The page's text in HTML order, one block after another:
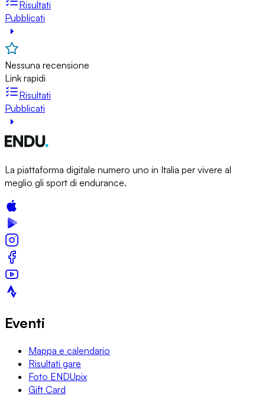
Risultati
Pubblicati
Nessuna recensione
Link rapidi
Risultati
Pubblicati
La piattaforma digitale numero uno in Italia per vivere al
meglio gli sport di endurance.
Eventi
Mappa e calendario
Risultati gare
Foto ENDUpix
Gift Card